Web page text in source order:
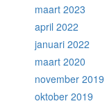
maart 2023
april 2022
januari 2022
maart 2020
november 2019
oktober 2019